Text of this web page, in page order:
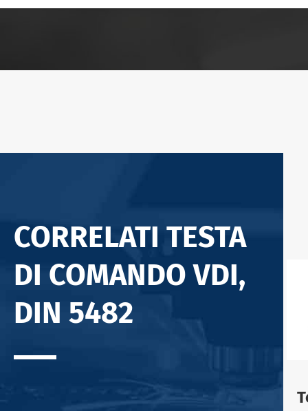
CORRELATI TESTA
DI COMANDO VDI,
DIN 5482